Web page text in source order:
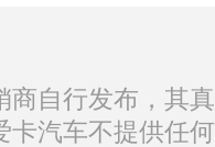
商自行发布，其
卡汽车不提供任